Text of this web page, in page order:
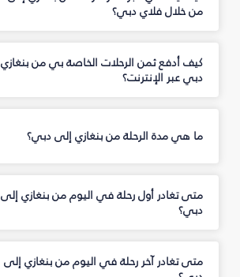
من خلال فلاي دبي؟
كيف أدفع ثمن الرحلات الخاصة بي من
دبي عبر الإنترنت؟
ما هي مدة الرحلة من بنغازي إلى دبي؟
متى تغادر أول رحلة في اليوم من بنغازي إلى
دبي؟
متى تغادر آخر رحلة في اليوم من بنغازي إلى